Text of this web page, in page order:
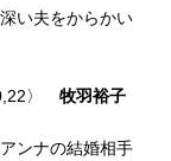
い夫をからかい
〉 牧羽裕子
ンナの結婚相手